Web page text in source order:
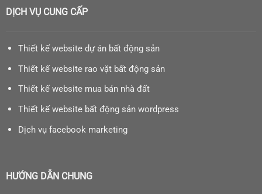
DỊCH VỤ CUNG CẤP
Thiết kế website dự án bất động sản
Thiết kế website rao vặt bất động sản
Thiết kế website mua bán nhà đất
Thiết kế website bất động sản wordpress
Dịch vụ facebook marketing
HƯỚNG DẪN CHUNG